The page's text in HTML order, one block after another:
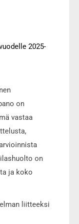
2025-
on
vastaa
on
ja koko
liitteeksi